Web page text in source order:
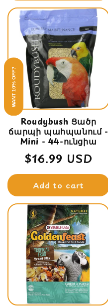
Roudybush Ցածր
ճարպի պահպանում -
Mini - 44-ունցիա
Regular
price
$16.99 USD
Add to cart
WANT 10% OFF?